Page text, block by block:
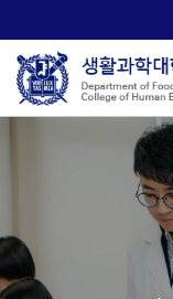
로
메